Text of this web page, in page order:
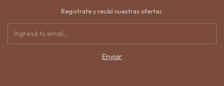
Registrate y recibí nuestras ofertas.